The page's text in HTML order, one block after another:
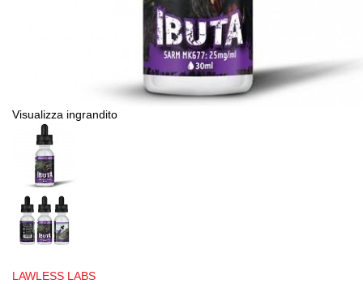
Visualizza ingrandito
LAWLESS LABS